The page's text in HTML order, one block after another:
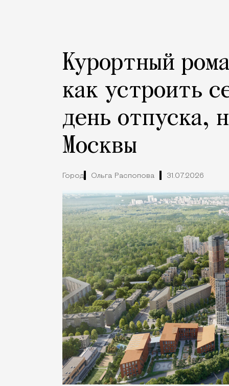
Курортный
как устроить
день отпуска,
Москвы
Город Ольга Распопова 31.07.2026